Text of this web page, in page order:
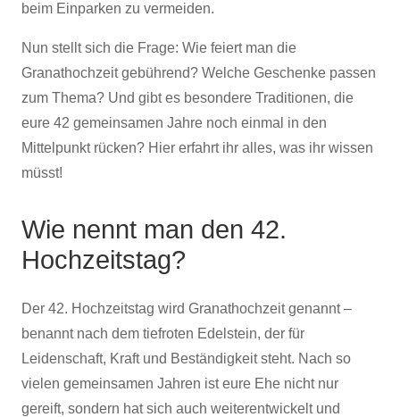
beim Einparken zu vermeiden.
Nun stellt sich die Frage: Wie feiert man die
Granathochzeit gebührend? Welche Geschenke passen
zum Thema? Und gibt es besondere Traditionen, die
eure 42 gemeinsamen Jahre noch einmal in den
Mittelpunkt rücken? Hier erfahrt ihr alles, was ihr wissen
müsst!
Wie nennt man den 42.
Hochzeitstag?
Der 42. Hochzeitstag wird Granathochzeit genannt –
benannt nach dem tiefroten Edelstein, der für
Leidenschaft, Kraft und Beständigkeit steht. Nach so
vielen gemeinsamen Jahren ist eure Ehe nicht nur
gereift, sondern hat sich auch weiterentwickelt und